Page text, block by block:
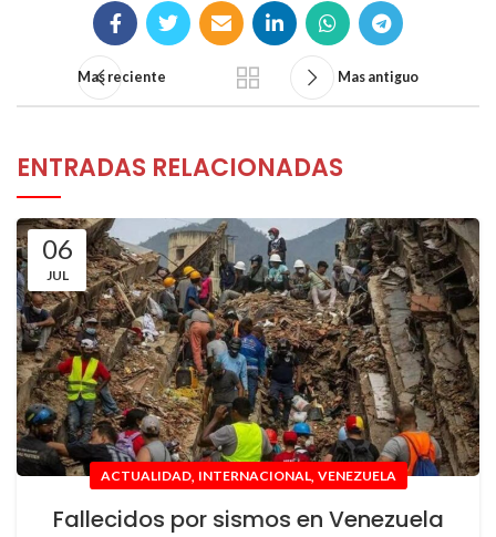
Mas reciente Mas antiguo
ENTRADAS RELACIONADAS
06
JUL
ACTUALIDAD, INTERNACIONAL, VENEZUELA
Fallecidos por sismos en Venezuela